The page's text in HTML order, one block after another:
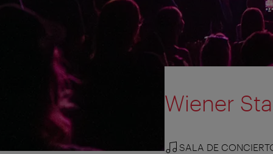
Wiener
SALA DE